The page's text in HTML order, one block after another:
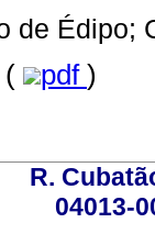
de Édipo;
( pdf )
R.
04013-